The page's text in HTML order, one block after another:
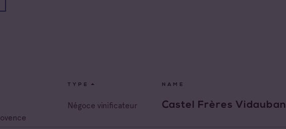
Côtes de Provence Fréjus Cave particulière
TYPE NAME
Négoce vinificateur Castel Frères Vidauban